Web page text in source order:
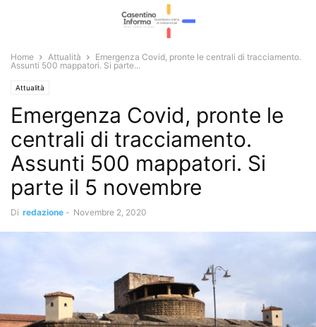
Home Attualità
Emergenza Covid, pronte le centrali di tracciamento.
Assunti 500 mappatori. Si parte...
Attualità
Emergenza Covid, pronte le
centrali di tracciamento.
Assunti 500 mappatori. Si
parte il 5 novembre
Di redazione - Novembre 2, 2020